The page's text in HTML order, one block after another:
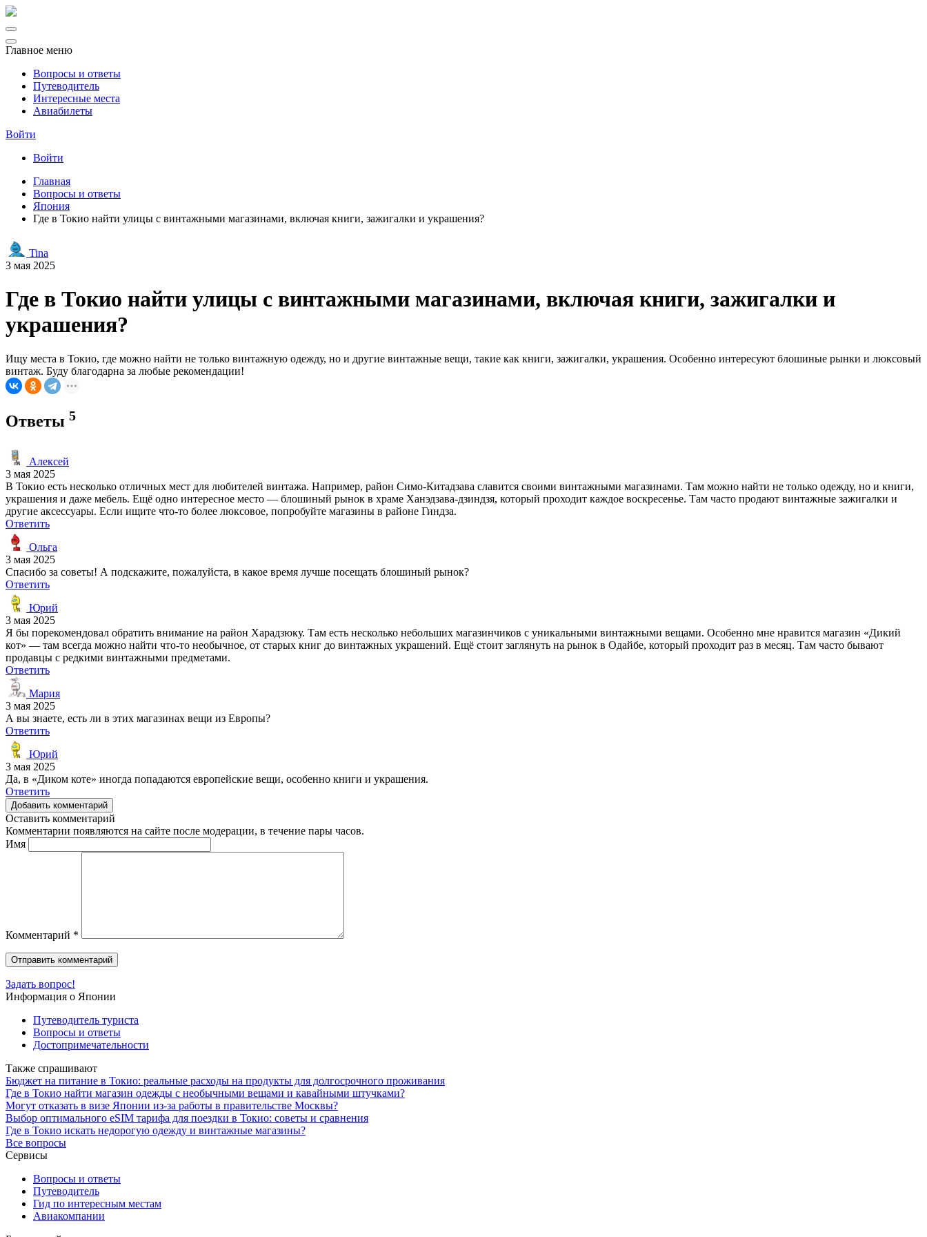
Главное меню
Вопросы и ответы
Путеводитель
Интересные места
Авиабилеты
Войти
Войти
Главная
Вопросы и ответы
Япония
Где в Токио найти улицы с винтажными магазинами, включая книги, зажигалки и украшения?
Tina
3 мая 2025
Где в Токио найти улицы с винтажными магазинами, включая книги, зажигалки и
украшения?
Ищу места в Токио, где можно найти не только винтажную одежду, но и другие винтажные вещи, такие как книги, зажигалки, украшения. Особенно интересуют блошиные рынки и люксовый
винтаж. Буду благодарна за любые рекомендации!
Ответы 5
Алексей
3 мая 2025
В Токио есть несколько отличных мест для любителей винтажа. Например, район Симо-Китадзава славится своими винтажными магазинами. Там можно найти не только одежду, но и книги,
украшения и даже мебель. Ещё одно интересное место — блошиный рынок в храме Ханэдзава-дзиндзя, который проходит каждое воскресенье. Там часто продают винтажные зажигалки и
другие аксессуары. Если ищите что-то более люксовое, попробуйте магазины в районе Гиндза.
Ответить
Ольга
3 мая 2025
Спасибо за советы! А подскажите, пожалуйста, в какое время лучше посещать блошиный рынок?
Ответить
Юрий
3 мая 2025
Я бы порекомендовал обратить внимание на район Харадзюку. Там есть несколько небольших магазинчиков с уникальными винтажными вещами. Особенно мне нравится магазин «Дикий
кот» — там всегда можно найти что-то необычное, от старых книг до винтажных украшений. Ещё стоит заглянуть на рынок в Одайбе, который проходит раз в месяц. Там часто бывают
продавцы с редкими винтажными предметами.
Ответить
Мария
3 мая 2025
А вы знаете, есть ли в этих магазинах вещи из Европы?
Ответить
Юрий
3 мая 2025
Да, в «Диком коте» иногда попадаются европейские вещи, особенно книги и украшения.
Ответить
Добавить комментарий
Оставить комментарий
Комментарии появляются на сайте после модерации, в течение пары часов.
Имя
Комментарий *
Задать вопрос!
Информация о Японии
Путеводитель туриста
Вопросы и ответы
Достопримечательности
Также спрашивают
Бюджет на питание в Токио: реальные расходы на продукты для долгосрочного проживания
Где в Токио найти магазин одежды с необычными вещами и кавайными штучками?
Могут отказать в визе Японии из-за работы в правительстве Москвы?
Выбор оптимального eSIM тарифа для поездки в Токио: советы и сравнения
Где в Токио искать недорогую одежду и винтажные магазины?
Все вопросы
Сервисы
Вопросы и ответы
Путеводитель
Гид по интересным местам
Авиакомпании